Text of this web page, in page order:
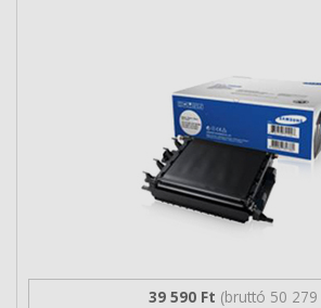
39 590 Ft (bruttó 50 279